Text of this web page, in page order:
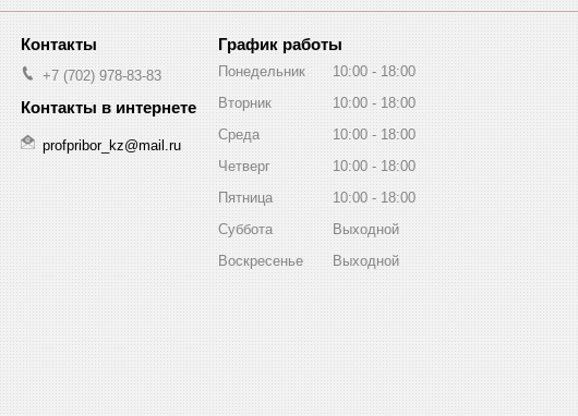
+7 (702) 978-83-83
profpribor_kz@mail.ru
График работы
Понедельник 10:00
18:00
Вторник
10:00
18:00
Среда
10:00
18:00
Четверг
10:00
18:00
Пятница
10:00
18:00
Суббота
Выходной
Воскресенье
Выходной